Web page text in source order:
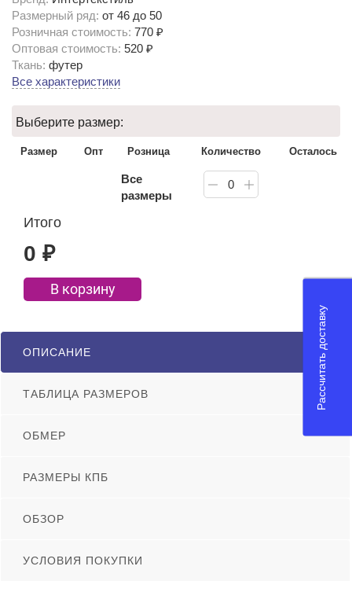
Размерный ряд: от 46 до 50
Розничная стоимость: 770 ₽
Оптовая стоимость: 520 ₽
Ткань: футер
Все характеристики
Выберите размер:
Размер Опт Розница Количество Осталось
Все
размеры
0
Итого
0 ₽
В корзину
ОПИСАНИЕ
ТАБЛИЦА РАЗМЕРОВ
ОБМЕР
РАЗМЕРЫ КПБ
ОБЗОР
УСЛОВИЯ ПОКУПКИ
Рассчитать доставку